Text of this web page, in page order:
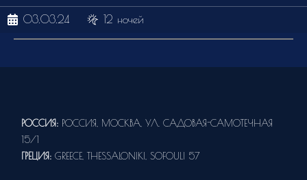
03.03.24 12 ночей
РОССИЯ: РОССИЯ, МОСКВА, УЛ. САДОВАЯ-САМОТЕЧНАЯ
15/1
ГРЕЦИЯ:GREECE, THESSALONIKI, SOFOULI 57